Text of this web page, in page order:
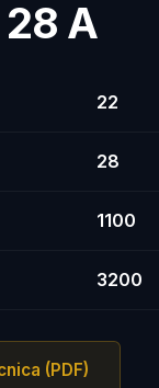
28 A
22
28
1100
3200
(PDF)